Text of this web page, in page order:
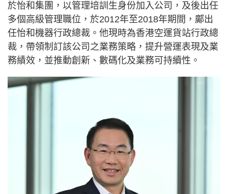
於怡和集團，以管理培訓生身份加入公司，及後出任
多個高級管理職位，於2012年至2018年期間，鄺出
任怡和機器行政總裁。他現時為香港空運貨站行政總
裁，帶領制訂該公司之業務策略，提升營運表現及業
務績效，並推動創新、數碼化及業務可持續性。